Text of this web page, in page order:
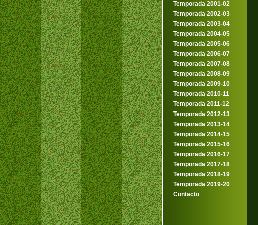
Temporada 2001-02
Temporada 2002-03
Temporada 2003-04
Temporada 2004-05
Temporada 2005-06
Temporada 2006-07
Temporada 2007-08
Temporada 2008-09
Temporada 2009-10
Temporada 2010-11
Temporada 2011-12
Temporada 2012-13
Temporada 2013-14
Temporada 2014-15
Temporada 2015-16
Temporada 2016-17
Temporada 2017-18
Temporada 2018-19
Temporada 2019-20
Contacto